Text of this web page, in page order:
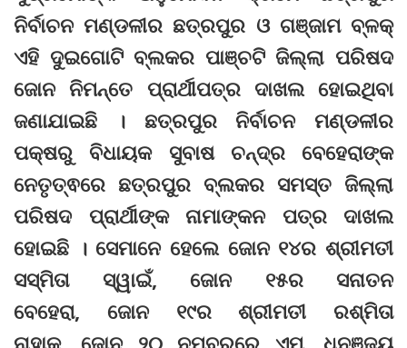
ନିର୍ବାଚନ ମଣ୍ଡଳୀର ଛତ୍ରପୁର ଓ ଗଞ୍ଜାମ ବ୍ଳକ୍
ଏହି ଦୁଇଗୋଟି ବ୍ଲକର ପାଞ୍ଚଟି ଜିଲ୍ଲା ପରିଷଦ
ଜୋନ ନିମନ୍ତେ ପ୍ରାର୍ଥୀପତ୍ର ଦାଖଲ ହୋଇଥିବା
ଜଣାଯାଇଛି । ଛତ୍ରପୁର ନିର୍ବାଚନ ମଣ୍ଡଳୀର
ପକ୍ଷରୁ ବିଧାୟକ ସୁବାଷ ଚନ୍ଦ୍ର ବେହେରାଙ୍କ
ନେତୃତ୍ଵରେ ଛତ୍ରପୁର ବ୍ଲକର ସମସ୍ତ ଜିଲ୍ଲା
ପରିଷଦ ପ୍ରାର୍ଥୀଙ୍କ ନାମାଙ୍କନ ପତ୍ର ଦାଖଲ
ହୋଇଛି । ସେମାନେ ହେଲେ ଜୋନ ୧୪ର ଶ୍ରୀମତୀ
ସସ୍ମିତା ସ୍ୱାଇଁ, ଜୋନ ୧୫ର ସନାତନ
ବେହେରା, ଜୋନ ୧୯ର ଶ୍ରୀମତୀ ରଶ୍ମିତା
ନାହାକ, ଜୋନ ୨୦ ନମ୍ବରରେ ଏମ୍. ଧନଞ୍ଜୟ